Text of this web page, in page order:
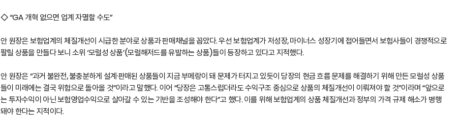
◇ “GA 개혁 없으면 업계 자멸할 수도”
안 원장은 보험업계의 체질개선이 시급한 분야로 상품과 판매채널을 꼽았다. 우선 보험업계가 저성장, 마이너스 성장기에 접어들면서 보험사들이 경쟁적으로
팔릴 상품을 만들다 보니 소위 ‘모럴성 상품’(모럴해저드를 유발하는 상품)들이 등장하고 있다고 지적했다.
안 원장은 “과거 불완전, 불충분하게 설계·판매된 상품들이 지금 부메랑이 돼 문제가 터지고 있듯이 당장의 현금 흐름 문제를 해결하기 위해 만든 모럴성 상품
들이 미래에는 결국 위험으로 돌아올 것”이라고 말했다. 이어 “당장은 고통스럽더라도 수익구조 중심으로 상품의 체질개선이 이뤄져야 할 것”이라며 “앞으로
는 투자수익이 아닌 보험영업수익으로 살아갈 수 있는 기반을 조성해야 한다”고 했다. 이를 위해 보험업계의 상품 체질개선과 정부의 가격 규제 해소가 병행
돼야 한다는 지적이다.